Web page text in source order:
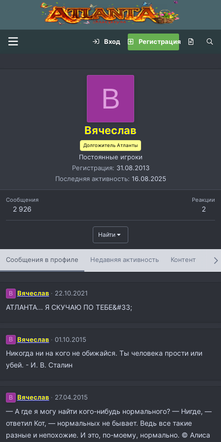
Вход Регистрация
В
Вячеслав
Долгожитель Атланты
Постоянные игроки
Регистрация 31.08.2013
Последняя активность 16.08.2025
Сообщения
2 926
Реакции
2
Найти
Сообщения в профиле Недавняя активность Контент
В Вячеслав 22.10.2021
АТЛАНТА... Я СКУЧАЮ ПО ТЕБЕ&#33;
В Вячеслав 01.10.2015
Никогда ни на кого не обижайся. Ты человека прости или
убей. - И. В. Сталин
В Вячеслав 27.04.2015
— А где я могу найти кого-нибудь нормального? — Нигде, —
ответил Кот, — нормальных не бывает. Ведь все такие
разные и непохожие. И это, по-моему, нормально. © Алиса